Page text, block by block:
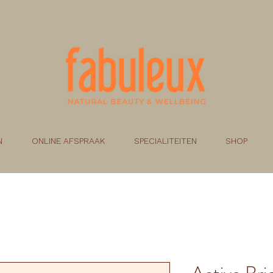
ONLINE AFSPRAAK SPECIALITEITEN SHOP